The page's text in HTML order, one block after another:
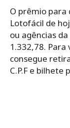
O prêmio
Lotofácil de
ou agências
1.332,78.
consegue
C.P.F e bilhete